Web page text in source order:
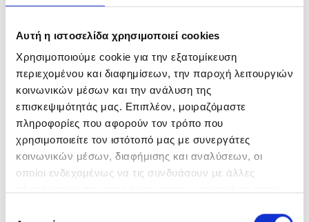
Αυτή η ιστοσελίδα χρησιμοποιεί cookies
Χρησιμοποιούμε cookie για την εξατομίκευση
περιεχομένου και διαφημίσεων, την παροχή λειτουργιών
κοινωνικών μέσων και την ανάλυση της
επισκεψιμότητάς μας. Επιπλέον, μοιραζόμαστε
πληροφορίες που αφορούν τον τρόπο που
χρησιμοποιείτε τον ιστότοπό μας με συνεργάτες
κοινωνικών μέσων, διαφήμισης και αναλύσεων, οι
οποίοι ενδεχομένως να τις συνδυάσουν με άλλες
κεφαλής
Ξεβγάλετε καλά και επαναλάβετε εφόσον
χρειάζεται
Συνεχίστε με το Conditioner. Εφαρμόστε
μικρή ποσότητα σε καθαρά, νωπά μαλλιά,
εστιάζοντας στα μήκη και τις άκρες
Αφήστε να δράσει για 2-3 λεπτά και
ξεβγάλετε καλά
Ανακινήστε καλά το Sculpting Foam πριν τη
χρήση